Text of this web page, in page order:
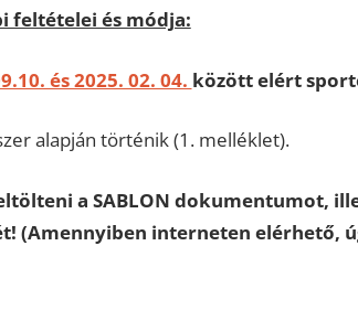
feltételei és módja:
és 2025. 02. 04. között elért
alapján történik (1. melléklet).
a SABLON dokumentumot,
(Amennyiben interneten elérhető,